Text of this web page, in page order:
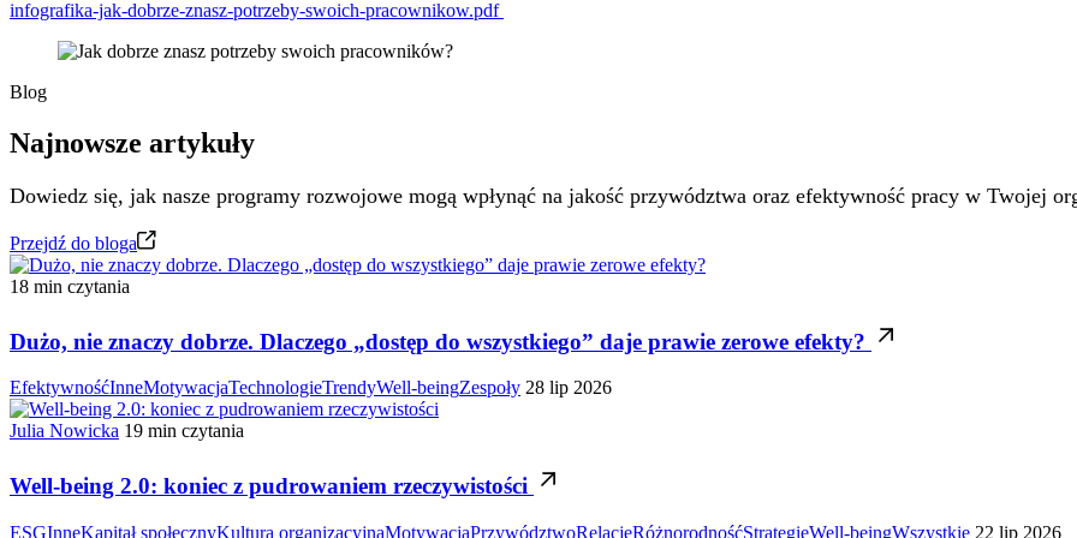
infografika-jak-dobrze-znasz-potrzeby-swoich-pracownikow.pdf
Blog
Najnowsze artykuły
Dowiedz się, jak nasze programy rozwojowe mogą wpłynąć na jakość przywództwa oraz efektywność pracy w Twojej
Przejdź do bloga
18 min czytania
Dużo, nie znaczy dobrze. Dlaczego „dostęp do wszystkiego” daje prawie zerowe efekty?
EfektywnośćInneMotywacjaTechnologieTrendyWell-beingZespoły 28 lip 2026
Julia Nowicka 19 min czytania
Well-being 2.0: koniec z pudrowaniem rzeczywistości
ESGInneKapitał społecznyKultura organizacyjnaMotywacjaPrzywództwoRelacjeRóżnorodnośćStrategieWell-beingWszystkie 22 lip 2026